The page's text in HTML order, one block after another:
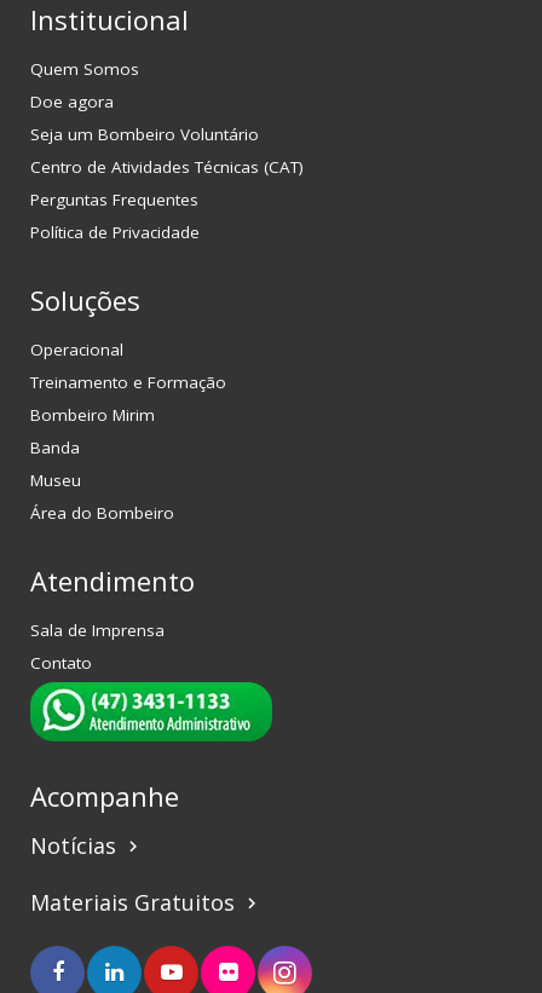
Institucional
Quem Somos
Doe agora
Seja um Bombeiro Voluntário
Centro de Atividades Técnicas (CAT)
Perguntas Frequentes
Política de Privacidade
Soluções
Operacional
Treinamento e Formação
Bombeiro Mirim
Banda
Museu
Área do Bombeiro
Atendimento
Sala de Imprensa
Contato
Acompanhe
Notícias keyboard_arrow_right
Materiais Gratuitos keyboard_arrow_right